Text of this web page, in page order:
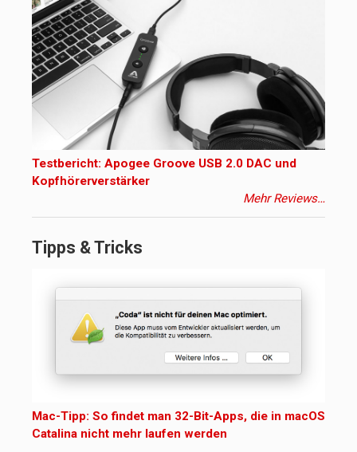
Testbericht: Apogee Groove USB 2.0 DAC und
Kopfhörerverstärker
Mehr Reviews…
Tipps & Tricks
Mac-Tipp: So findet man 32-Bit-Apps, die in macOS
Catalina nicht mehr laufen werden